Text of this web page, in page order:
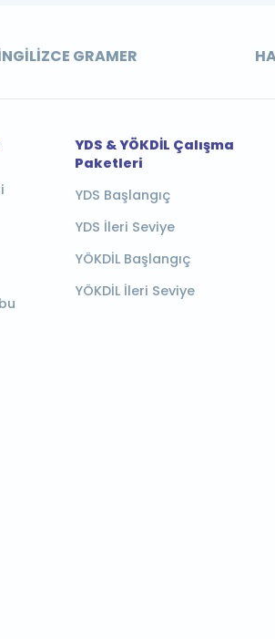
GRAMER
YDS & YÖKDİL Çalışma
Paketleri
YDS Başlangıç
YDS İleri Seviye
YÖKDİL Başlangıç
YÖKDİL İleri Seviye